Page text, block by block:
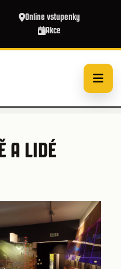
Online vstupenky
Akce
A LIDÉ